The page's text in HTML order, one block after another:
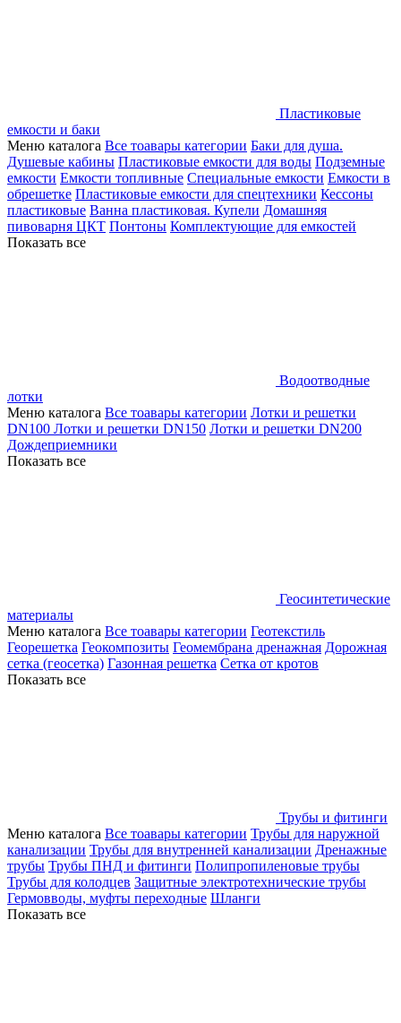
Пластиковые
емкости и баки
Меню каталога Все тоавары категории Баки для душа.
Душевые кабины Пластиковые емкости для воды Подземные
емкости Емкости топливные Специальные емкости Емкости в
обрешетке Пластиковые емкости для спецтехники Кессоны
пластиковые Ванна пластиковая. Купели Домашняя
пивоварня ЦКТ Понтоны Комплектующие для емкостей
Показать все
Водоотводные
лотки
Меню каталога Все тоавары категории Лотки и решетки
DN100 Лотки и решетки DN150 Лотки и решетки DN200
Дождеприемники
Показать все
Геосинтетические
материалы
Меню каталога Все тоавары категории Геотекстиль
Георешетка Геокомпозиты Геомембрана дренажная Дорожная
сетка (геосетка) Газонная решетка Сетка от кротов
Показать все
Трубы и фитинги
Меню каталога Все тоавары категории Трубы для наружной
канализации Трубы для внутренней канализации Дренажные
трубы Трубы ПНД и фитинги Полипропиленовые трубы
Трубы для колодцев Защитные электротехнические трубы
Гермовводы, муфты переходные Шланги
Показать все